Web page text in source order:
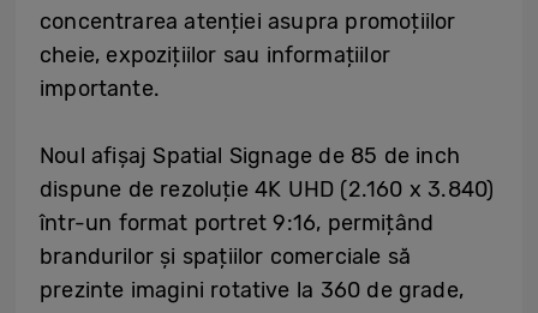
concentrarea atenției asupra promoțiilor
cheie, expozițiilor sau informațiilor
importante.
Noul afișaj Spatial Signage de 85 de inch
dispune de rezoluție 4K UHD (2.160 x 3.840)
într-un format portret 9:16, permițând
brandurilor și spațiilor comerciale să
prezinte imagini rotative la 360 de grade,